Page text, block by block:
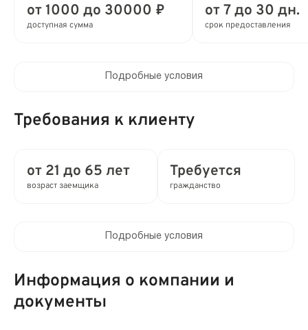
от 1000 до 30000 ₽
доступная сумма
от 7 до 30 дн.
срок предоставления
до 0.8%
Возможно без поручителей
Подробные условия
Требования к клиенту
от 21 до 65 лет
возраст заемщика
Требуется
гражданство
Нет
Мобильный телефон:
Подробные условия
Информация о компании и
документы